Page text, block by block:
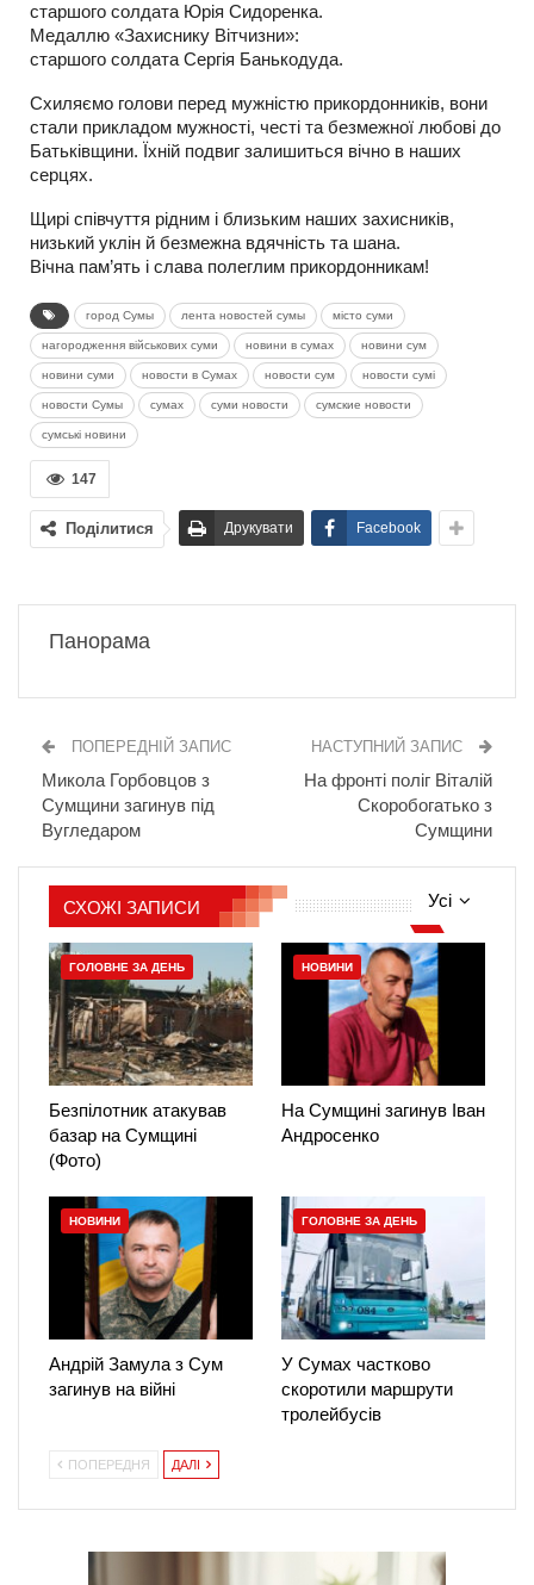
старшого солдата Юрія Сидоренка.
Медаллю «Захиснику Вітчизни»:
старшого солдата Сергія Банькодуда.
Схиляємо голови перед мужністю прикордонників, вони
стали прикладом мужності, честі та безмежної любові до
Батьківщини. Їхній подвиг залишиться вічно в наших
серцях.
Щирі співчуття рідним і близьким наших захисників,
низький уклін й безмежна вдячність та шана.
Вічна пам’ять і слава полеглим прикордонникам!
город Сумы лента новостей сумы місто суми
нагородження військових суми новини в сумах новини сум
новини суми новости в Сумах новости сум новости сумі
новости Сумы сумах суми новости сумские новости
сумські новини
147
Поділитися Друкувати Facebook
Панорама
ПОПЕРЕДНІЙ ЗАПИС
Микола Горбовцов з
Сумщини загинув під
Вугледаром
НАСТУПНИЙ ЗАПИС
На фронті поліг Віталій
Скоробогатько з
Сумщини
Усі
СХОЖІ ЗАПИСИ
ГОЛОВНЕ ЗА ДЕНЬ
Безпілотник атакував
базар на Сумщині
(Фото)
НОВИНИ
На Сумщині загинув Іван
Андросенко
НОВИНИ
Андрій Замула з Сум
загинув на війні
ГОЛОВНЕ ЗА ДЕНЬ
У Сумах частково
скоротили маршрути
тролейбусів
ПОПЕРЕДНЯ ДАЛІ